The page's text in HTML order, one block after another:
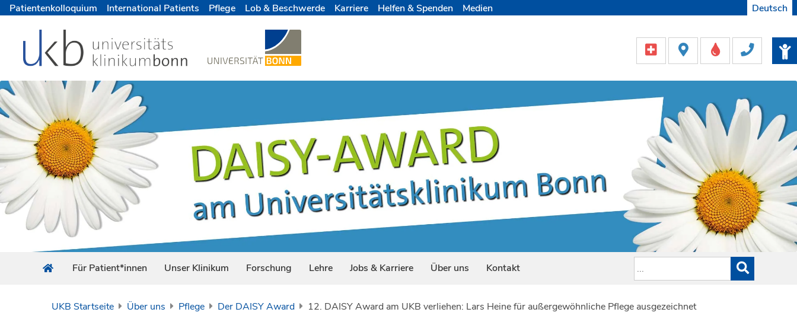
Patientenkolloquium International Patients Pflege Lob & Beschwerde Karriere Helfen & Spenden Medien Deutsch
Für Patient*innen Unser Klinikum Forschung Lehre Jobs & Karriere Über uns Kontakt
UKB Startseite Über uns Pflege Der DAISY Award 12. DAISY Award am UKB verliehen: Lars Heine für außergewöhnliche Pflege ausgezeichnet